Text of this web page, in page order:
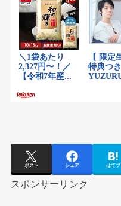
ポスト シェア はてブ
スポンサーリンク